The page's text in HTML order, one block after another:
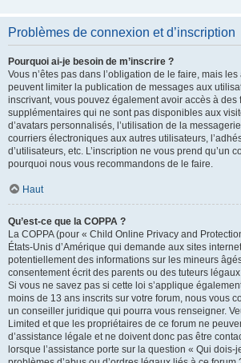
Problèmes de connexion et d’inscription
Pourquoi ai-je besoin de m’inscrire ?
Vous n’êtes pas dans l’obligation de le faire, mais
peuvent limiter la publication de messages aux
inscrivant, vous pouvez également avoir accès à des
supplémentaires qui ne sont pas disponibles aux
d’avatars personnalisés, l’utilisation de la
courriers électroniques aux autres utilisateurs,
d’utilisateurs, etc. L’inscription ne vous prend qu’un
pourquoi nous vous recommandons de le faire.
Haut
Qu’est-ce que la COPPA ?
La COPPA (pour « Child Online Privacy and
États-Unis d’Amérique qui demande aux sites
potentiellement des informations sur les mineurs
consentement écrit des parents ou des tuteurs
Si vous ne savez pas si cette loi s’applique
moins de 13 ans inscrits sur votre forum, nous vous
un conseiller juridique qui pourra vous renseigner.
Limited et que les propriétaires de ce forum ne
d’assistance légale et ne doivent donc pas être
lorsque l’assistance porte sur la question « Qui dois-